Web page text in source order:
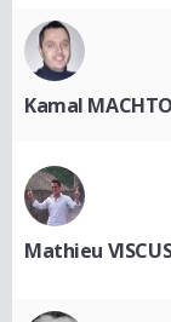
Kamal MACHTO
Mathieu